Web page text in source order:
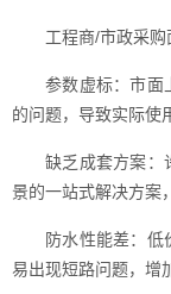
工程商/市政采
参数虚标：市面
的问题，导致实际使
缺乏成套方案：
景的一站式解决方案
防水性能差：
易出现短路问题，增